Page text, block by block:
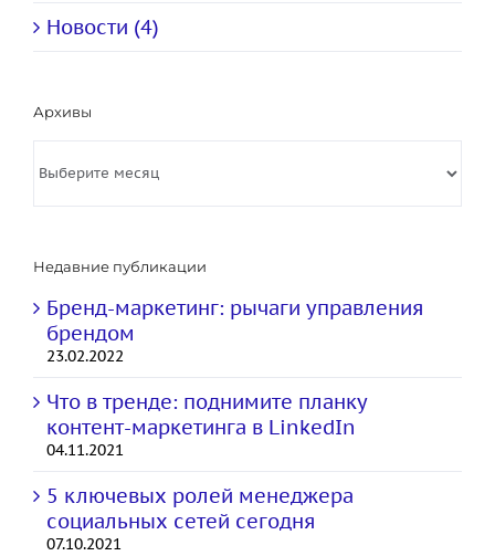
Новости (4)
Архивы
Недавние публикации
Бренд-маркетинг: рычаги управления
брендом
23.02.2022
Что в тренде: поднимите планку
контент-маркетинга в LinkedIn
04.11.2021
5 ключевых ролей менеджера
социальных сетей сегодня
07.10.2021